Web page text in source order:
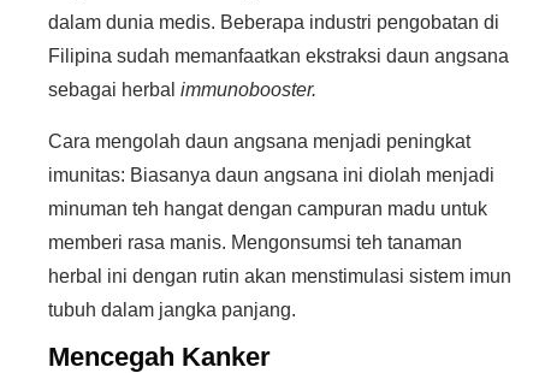
dalam dunia medis. Beberapa industri pengobatan di
Filipina sudah memanfaatkan ekstraksi daun angsana
sebagai herbal immunobooster.
Cara mengolah daun angsana menjadi peningkat
imunitas: Biasanya daun angsana ini diolah menjadi
minuman teh hangat dengan campuran madu untuk
memberi rasa manis. Mengonsumsi teh tanaman
herbal ini dengan rutin akan menstimulasi sistem imun
tubuh dalam jangka panjang.
Mencegah Kanker